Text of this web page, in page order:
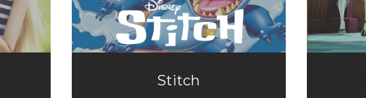
Stitch